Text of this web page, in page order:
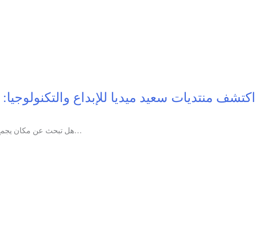
اكتشف منتديات سعيد ميديا للإبداع
هل تبحث عن مكان يجمع بين حلول المشاكل التقنية، استراتيجيات التسويق الإلكتروني، وفنون صناعة المحتوى؟ يسعدنا أن نقدم لك منتدانا…